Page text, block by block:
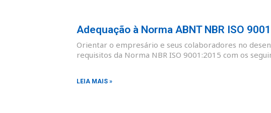
Adequação à Norma ABNT NBR ISO
Orientar o empresário e seus colaboradores no
requisitos da Norma NBR ISO 9001:2015 com os
LEIA MAIS »